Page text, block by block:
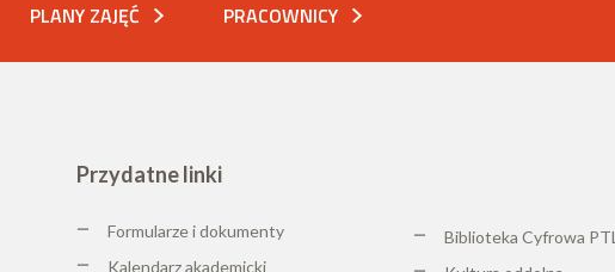
PLANY ZAJĘĆ PRACOWNICY
Przydatne linki
Formularze i dokumenty
Kalendarz akademicki
Biblioteka Cyfrowa PTL